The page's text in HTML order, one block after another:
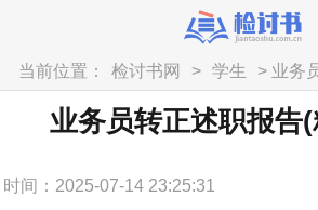
当前位置： 检讨书网 > 学生
> 业务
六篇)
业务员转正述职报告
时间：2025-07-14 23:25:31